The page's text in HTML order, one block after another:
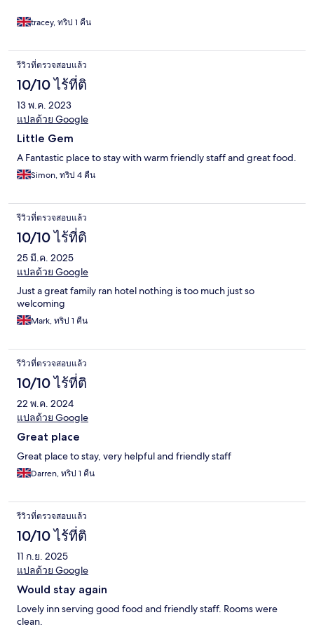
tracey, ทริป 1 คืน
รีวิวที่ตรวจสอบแล้ว
10/10 ไร้ที่ติ
13 พ.ค. 2023
แปลด้วย Google
Little Gem
A Fantastic place to stay with warm friendly staff and great food.
Simon, ทริป 4 คืน
รีวิวที่ตรวจสอบแล้ว
10/10 ไร้ที่ติ
25 มี.ค. 2025
แปลด้วย Google
Just a great family ran hotel nothing is too much just so
welcoming
Mark, ทริป 1 คืน
รีวิวที่ตรวจสอบแล้ว
10/10 ไร้ที่ติ
22 พ.ค. 2024
แปลด้วย Google
Great place
Great place to stay, very helpful and friendly staff
Darren, ทริป 1 คืน
รีวิวที่ตรวจสอบแล้ว
10/10 ไร้ที่ติ
11 ก.ย. 2025
แปลด้วย Google
Would stay again
Lovely inn serving good food and friendly staff. Rooms were
clean.